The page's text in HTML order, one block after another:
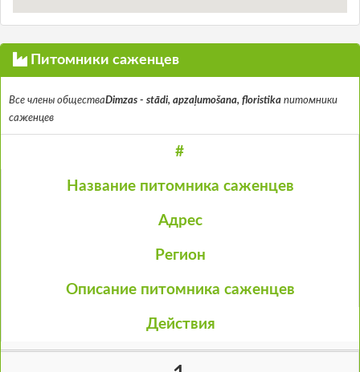
Питомники саженцев
Все члены обществаDimzas - stādi, apzaļumošana, floristika питомники
саженцев
#
Название питомника саженцев
Адрес
Регион
Описание питомника саженцев
Действия